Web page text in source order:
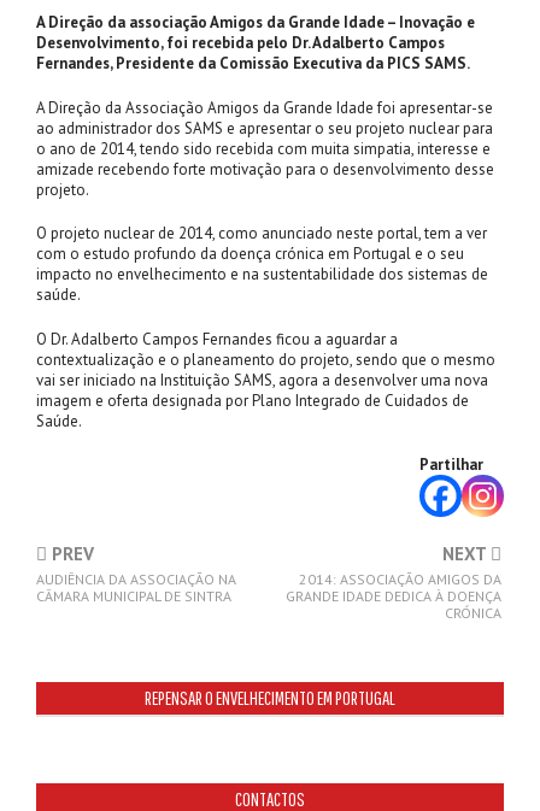
A Direção da associação Amigos da Grande Idade – Inovação e
Desenvolvimento, foi recebida pelo Dr. Adalberto Campos
Fernandes, Presidente da Comissão Executiva da PICS SAMS.
A Direção da Associação Amigos da Grande Idade foi apresentar-se
ao administrador dos SAMS e apresentar o seu projeto nuclear para
o ano de 2014, tendo sido recebida com muita simpatia, interesse e
amizade recebendo forte motivação para o desenvolvimento desse
projeto.
O projeto nuclear de 2014, como anunciado neste portal, tem a ver
com o estudo profundo da doença crónica em Portugal e o seu
impacto no envelhecimento e na sustentabilidade dos sistemas de
saúde.
O Dr. Adalberto Campos Fernandes ficou a aguardar a
contextualização e o planeamento do projeto, sendo que o mesmo
vai ser iniciado na Instituição SAMS, agora a desenvolver uma nova
imagem e oferta designada por Plano Integrado de Cuidados de
Saúde.
Partilhar
PREV
AUDIÊNCIA DA ASSOCIAÇÃO NA
CÂMARA MUNICIPAL DE SINTRA
NEXT
2014: ASSOCIAÇÃO AMIGOS DA
GRANDE IDADE DEDICA À DOENÇA
CRÓNICA
REPENSAR O ENVELHECIMENTO EM PORTUGAL
CONTACTOS